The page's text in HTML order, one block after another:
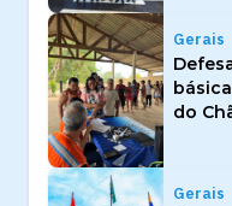
Gerais
do
Gerais